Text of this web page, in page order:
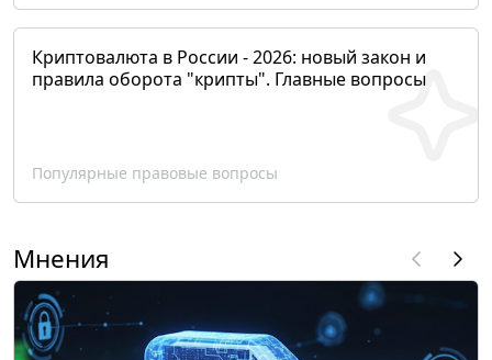
Криптовалюта в России - 2026: новый закон и
правила оборота "крипты". Главные вопросы
Популярные правовые вопросы
Мнения